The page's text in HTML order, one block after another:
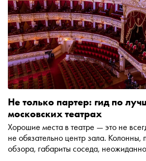
Не только партер: гид по
московских театрах
Хорошие места в театре — это не
не обязательно центр зала. Колонны,
обзора, габариты соседа,